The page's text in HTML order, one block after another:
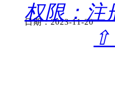
权限：注
日期：2023-11-20